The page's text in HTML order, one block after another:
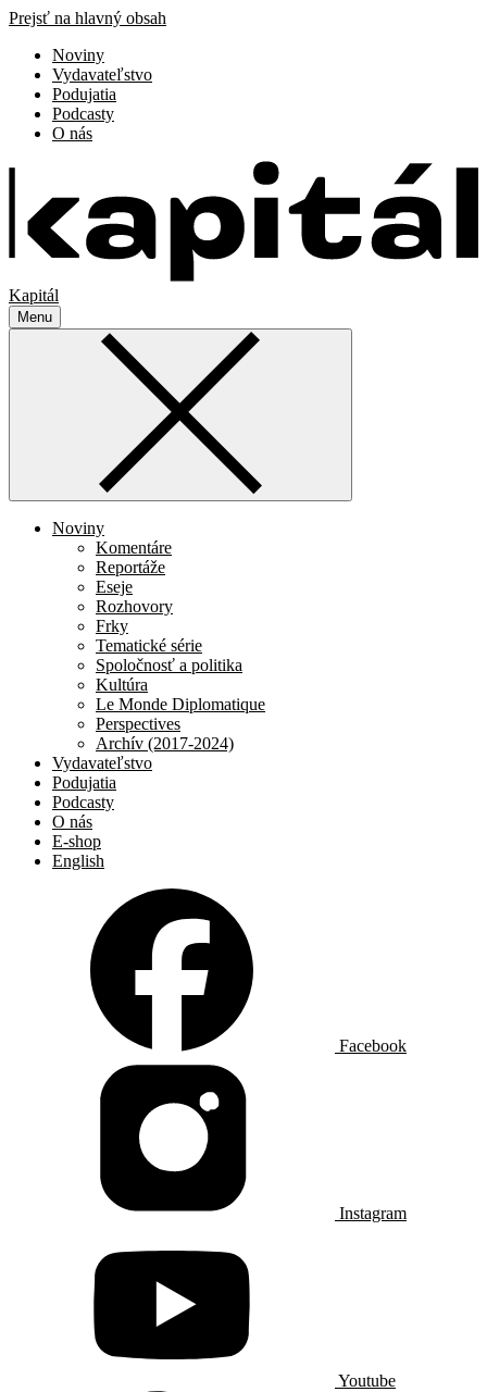
Prejsť na hlavný obsah
Noviny
Vydavateľstvo
Podujatia
Podcasty
O nás
Kapitál
Menu
Noviny
Komentáre
Reportáže
Eseje
Rozhovory
Frky
Tematické série
Spoločnosť a politika
Kultúra
Le Monde Diplomatique
Perspectives
Archív (2017-2024)
Vydavateľstvo
Podujatia
Podcasty
O nás
E-shop
English
Facebook
Instagram
Youtube